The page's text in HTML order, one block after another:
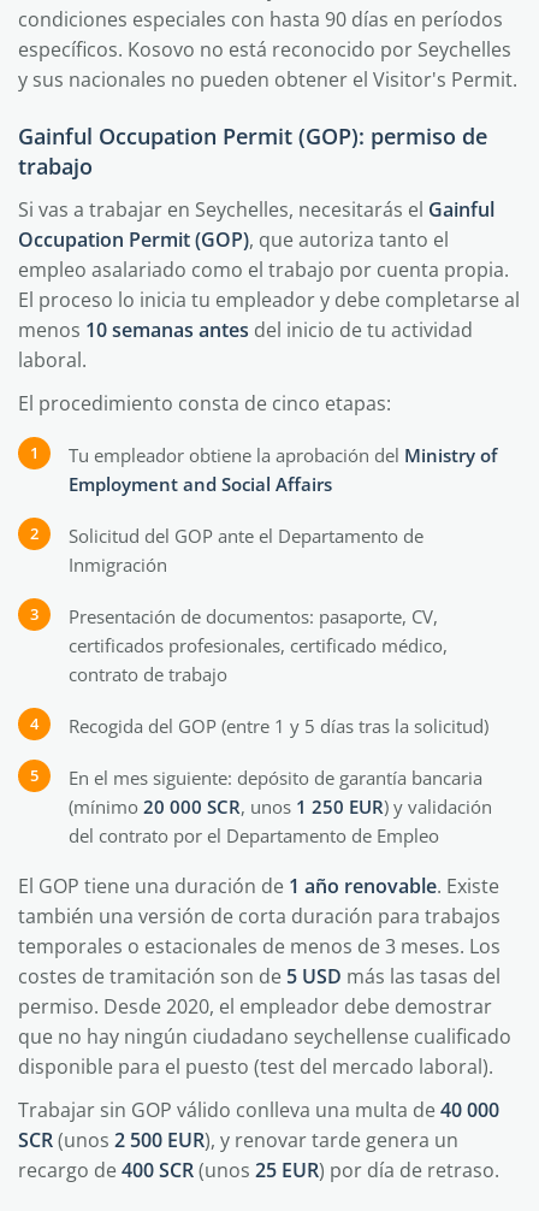
condiciones especiales con hasta 90 días en períodos
específicos. Kosovo no está reconocido por Seychelles
y sus nacionales no pueden obtener el Visitor's Permit.
Gainful Occupation Permit (GOP): permiso de
trabajo
Si vas a trabajar en Seychelles, necesitarás el Gainful
Occupation Permit (GOP), que autoriza tanto el
empleo asalariado como el trabajo por cuenta propia.
El proceso lo inicia tu empleador y debe completarse al
menos 10 semanas antes del inicio de tu actividad
laboral.
El procedimiento consta de cinco etapas:
Tu empleador obtiene la aprobación del Ministry of
Employment and Social Affairs
Solicitud del GOP ante el Departamento de
Inmigración
Presentación de documentos: pasaporte, CV,
certificados profesionales, certificado médico,
contrato de trabajo
Recogida del GOP (entre 1 y 5 días tras la solicitud)
En el mes siguiente: depósito de garantía bancaria
(mínimo 20 000 SCR, unos 1 250 EUR) y validación
del contrato por el Departamento de Empleo
El GOP tiene una duración de 1 año renovable. Existe
también una versión de corta duración para trabajos
temporales o estacionales de menos de 3 meses. Los
costes de tramitación son de 5 USD más las tasas del
permiso. Desde 2020, el empleador debe demostrar
que no hay ningún ciudadano seychellense cualificado
disponible para el puesto (test del mercado laboral).
Trabajar sin GOP válido conlleva una multa de40 000
SCR(unos 2 500 EUR), y renovar tarde genera un
recargo de400 SCR(unos 25 EUR) por día de retraso.